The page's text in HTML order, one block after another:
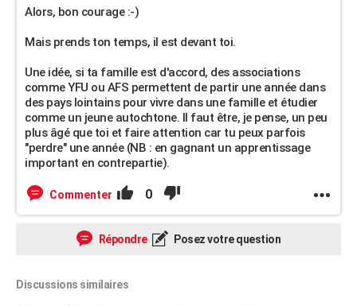
Alors, bon courage :-)
Mais prends ton temps, il est devant toi.
Une idée, si ta famille est d'accord, des associations
comme YFU ou AFS permettent de partir une année dans
des pays lointains pour vivre dans une famille et étudier
comme un jeune autochtone. Il faut être, je pense, un peu
plus âgé que toi et faire attention car tu peux parfois
"perdre" une année (NB : en gagnant un apprentissage
important en contrepartie).
Commenter 0
Répondre Posez votre question
Discussions similaires